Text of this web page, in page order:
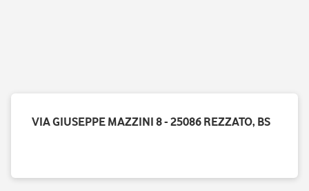
VIA GIUSEPPE MAZZINI 8 - 25086 REZZATO, BS